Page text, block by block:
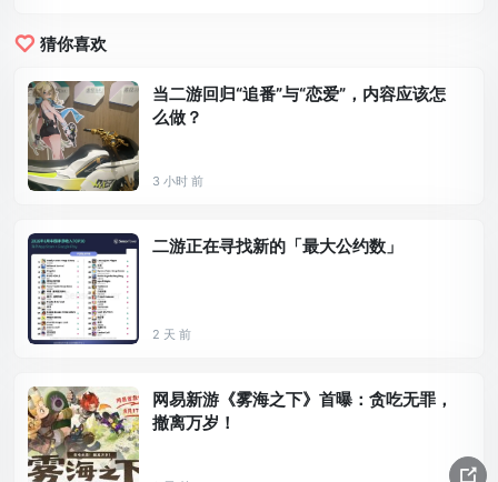
猜你喜欢
当二游回归“追番”与“恋爱”，内容应该怎
么做？
3 小时 前
二游正在寻找新的「最大公约数」
2 天 前
网易新游《雾海之下》首曝：贪吃无罪，
撤离万岁！